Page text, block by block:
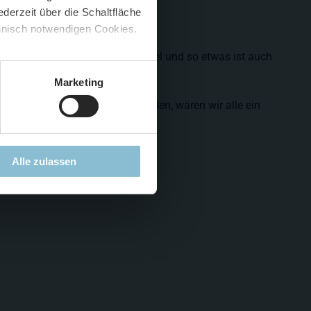
über die Schaltfläche
notwendigen Cookies.
Marketing
Alle zulassen
Einwohner nicht so flexibel und so etwas ist auch
Problem.
dann aber doch Figuren finden, wären wir alle ein